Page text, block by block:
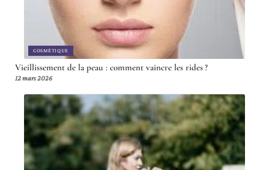
COSMÉTIQUE
Vieillissement de la peau : comment vaincre les rides ?
12 mars 2026